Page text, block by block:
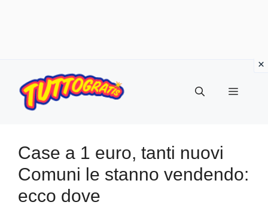
contenuto
Menu
Case a 1 euro, tanti nuovi
Comuni le stanno vendendo:
ecco dove